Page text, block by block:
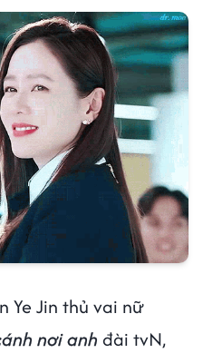
Ye Jin thủ vai nữ
nơi anh đài tvN,